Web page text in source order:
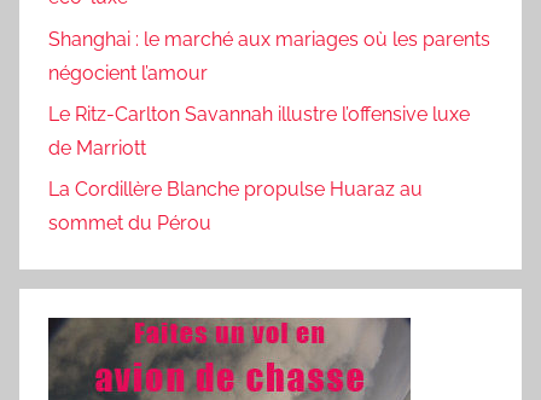
Shanghai : le marché aux mariages où les parents
négocient l’amour
Le Ritz-Carlton Savannah illustre l’offensive luxe
de Marriott
La Cordillère Blanche propulse Huaraz au
sommet du Pérou